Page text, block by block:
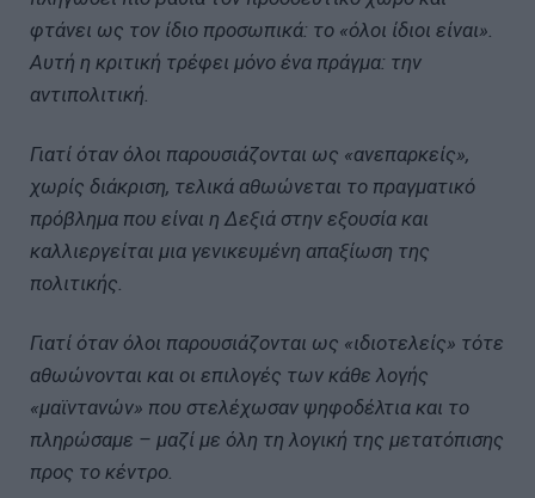
φτάνει ως τον ίδιο προσωπικά: το «όλοι ίδιοι είναι».
Αυτή η κριτική τρέφει μόνο ένα πράγμα: την
αντιπολιτική.
Γιατί όταν όλοι παρουσιάζονται ως «ανεπαρκείς»,
χωρίς διάκριση, τελικά αθωώνεται το πραγματικό
πρόβλημα που είναι η Δεξιά στην εξουσία και
καλλιεργείται μια γενικευμένη απαξίωση της
πολιτικής.
Γιατί όταν όλοι παρουσιάζονται ως «ιδιοτελείς» τότε
αθωώνονται και οι επιλογές των κάθε λογής
«μαϊντανών» που στελέχωσαν ψηφοδέλτια και το
πληρώσαμε – μαζί με όλη τη λογική της μετατόπισης
προς το κέντρο.